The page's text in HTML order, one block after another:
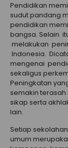
Pendidikan
sudut pandang
pendidikan
bangsa. Selain
melakukan
Indonesia.
mengenai
sekaligus
Peningkatan
semakin
sikap serta
lain.
Setiap
umum